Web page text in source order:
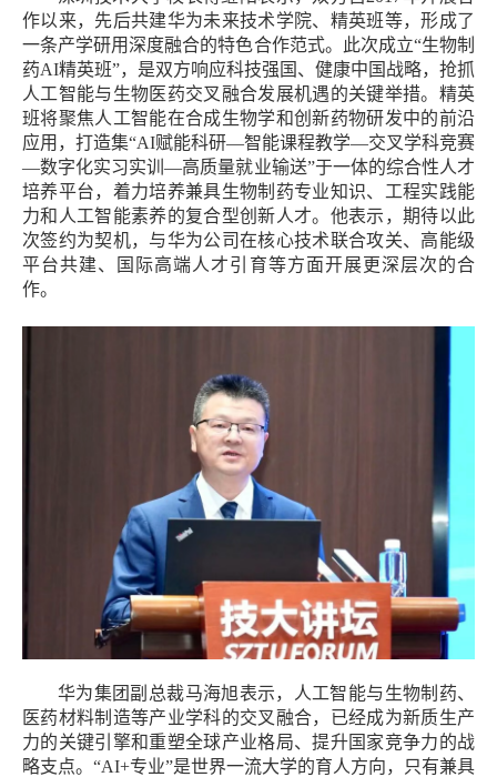
作以来，先后共建华为未来技术学院、精英班等，形成了
一条产学研用深度融合的特色合作范式。此次成立“生物制
药AI精英班”，是双方响应科技强国、健康中国战略，抢抓
人工智能与生物医药交叉融合发展机遇的关键举措。精英
班将聚焦人工智能在合成生物学和创新药物研发中的前沿
应用，打造集“AI赋能科研—智能课程教学—交叉学科竞赛
—数字化实习实训—高质量就业输送”于一体的综合性人才
培养平台，着力培养兼具生物制药专业知识、工程实践能
力和人工智能素养的复合型创新人才。他表示，期待以此
次签约为契机，与华为公司在核心技术联合攻关、高能级
平台共建、国际高端人才引育等方面开展更深层次的合
作。
华为集团副总裁马海旭表示， 人工智能与生物制药、
医药材料制造等产业学科的交叉融合，已经成为新质生产
力的关键引擎和重塑全球产业格局、提升国家竞争力的战
略支点。 “AI+专业”是世界一流大学的育人方向，只有兼具